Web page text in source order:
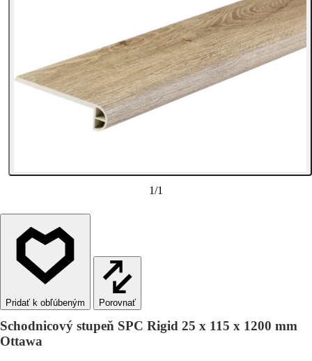
1/1
Porovnať
Schodnicový stupeň SPC Rigid 25 x 115 x 1200 mm
Ottawa